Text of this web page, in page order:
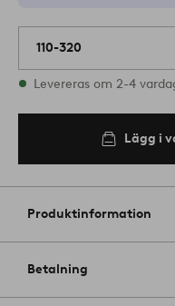
110-320
I lager
Levereras om 2-4
Lägg i
Produktinformation
Betalning